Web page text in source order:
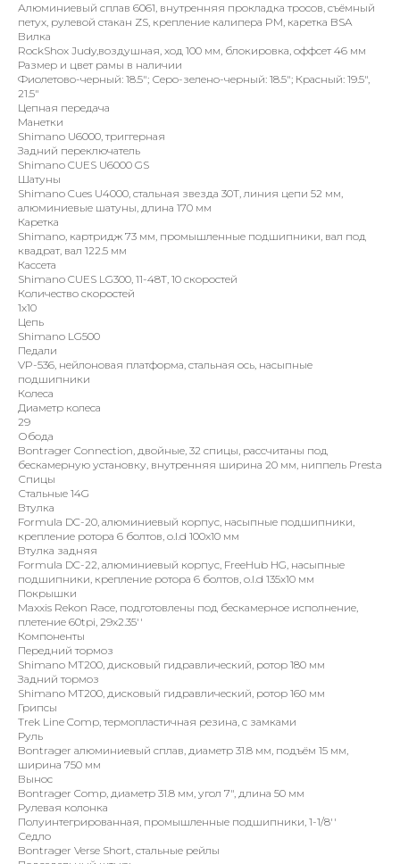
Алюминиевый сплав 6061, внутренняя прокладка тросов, съёмный
петух, рулевой стакан ZS, крепление калипера PM, каретка BSA
Вилка
RockShox Judy,воздушная, ход 100 мм, блокировка, оффсет 46 мм
Размер и цвет рамы в наличии
Фиолетово-черный: 18.5"; Серо-зелено-черный: 18.5"; Красный: 19.5",
21.5"
Цепная передача
Манетки
Shimano U6000, триггерная
Задний переключатель
Shimano CUES U6000 GS
Шатуны
Shimano Cues U4000, стальная звезда 30T, линия цепи 52 мм,
алюминиевые шатуны, длина 170 мм
Каретка
Shimano, картридж 73 мм, промышленные подшипники, вал под
квадрат, вал 122.5 мм
Кассета
Shimano CUES LG300, 11-48Т, 10 скоростей
Количество скоростей
1х10
Цепь
Shimano LG500
Педали
VP-536, нейлоновая платформа, стальная ось, насыпные
подшипники
Колеса
Диаметр колеса
29
Обода
Bontrager Connection, двойные, 32 спицы, рассчитаны под
бескамерную установку, внутренняя ширина 20 мм, ниппель Presta
Спицы
Стальные 14G
Втулка
Formula DC-20, алюминиевый корпус, насыпные подшипники,
крепление ротора 6 болтов, о.l.d 100x10 мм
Втулка задняя
Formula DC-22, алюминиевый корпус, FreeHub HG, насыпные
подшипники, крепление ротора 6 болтов, о.l.d 135x10 мм
Покрышки
Maxxis Rekon Race, подготовлены под бескамерное исполнение,
плетение 60tpi, 29x2.35''
Компоненты
Передний тормоз
Shimano MT200, дисковый гидравлический, ротор 180 мм
Задний тормоз
Shimano MT200, дисковый гидравлический, ротор 160 мм
Грипсы
Trek Line Comp, термопластичная резина, с замками
Руль
Bontrager алюминиевый сплав, диаметр 31.8 мм, подъём 15 мм,
ширина 750 мм
Вынос
Bontrager Comp, диаметр 31.8 мм, угол 7", длина 50 мм
Рулевая колонка
Полуинтегрированная, промышленные подшипники, 1-1/8''
Седло
Bontrager Verse Short, стальные рейлы